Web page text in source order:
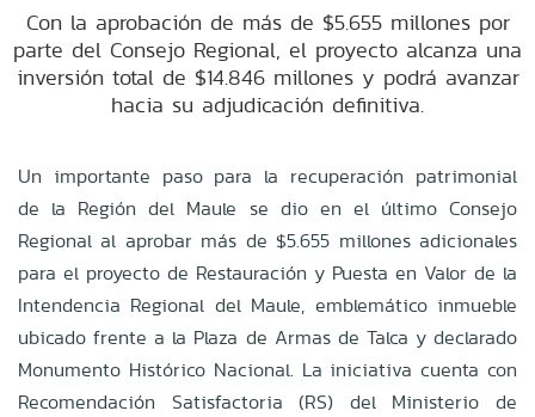
Con la aprobación de más de $5.655 millones por
parte del Consejo Regional, el proyecto alcanza una
inversión total de $14.846 millones y podrá avanzar
hacia su adjudicación definitiva.
Un importante paso para la recuperación patrimonial
de la Región del Maule se dio en el último Consejo
Regional al aprobar más de $5.655 millones adicionales
para el proyecto de Restauración y Puesta en Valor de la
Intendencia Regional del Maule, emblemático inmueble
ubicado frente a la Plaza de Armas de Talca y declarado
Monumento Histórico Nacional. La iniciativa cuenta con
Recomendación Satisfactoria (RS) del Ministerio de